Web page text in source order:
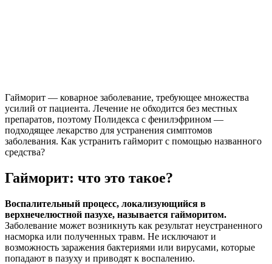
Гайморит — коварное заболевание, требующее множества
усилий от пациента. Лечение не обходится без местных
препаратов, поэтому Полидекса с фенилэфрином —
подходящее лекарство для устранения симптомов
заболевания. Как устранить гайморит с помощью названного
средства?
Гайморит: что это такое?
Воспалительный процесс, локализующийся в
верхнечелюстной пазухе, называется гайморитом.
Заболевание может возникнуть как результат неустраненного
насморка или полученных травм. Не исключают и
возможность заражения бактериями или вирусами, которые
попадают в пазуху и приводят к воспалению.